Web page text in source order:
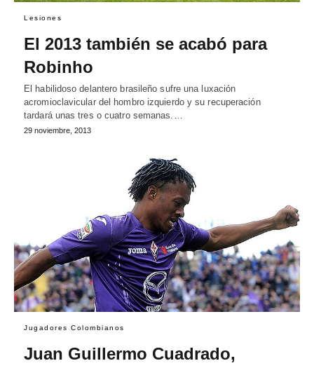
Lesiones
El 2013 también se acabó para
Robinho
El habilidoso delantero brasileño sufre una luxación
acromioclavicular del hombro izquierdo y su recuperación
tardará unas tres o cuatro semanas.…
29 noviembre, 2013
Jugadores Colombianos
Juan Guillermo Cuadrado,